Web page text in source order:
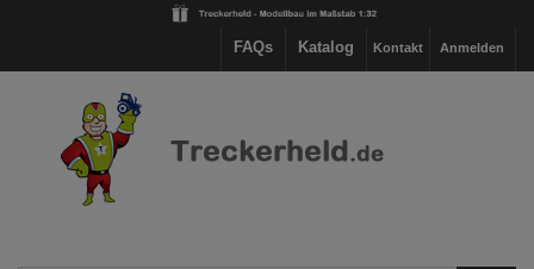
Anmelden
Kontakt
Katalog
FAQs